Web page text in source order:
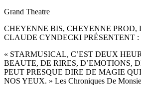
Grand Theatre
CHEYENNE BIS, CHEYENNE PROD,
CLAUDE CYNDECKI PRÉSENTENT
« STARMUSICAL, C’EST DEUX
BEAUTE, DE RIRES, D’EMOTIONS,
PEUT PRESQUE DIRE DE MAGIE
NOS YEUX. » Les Chroniques De